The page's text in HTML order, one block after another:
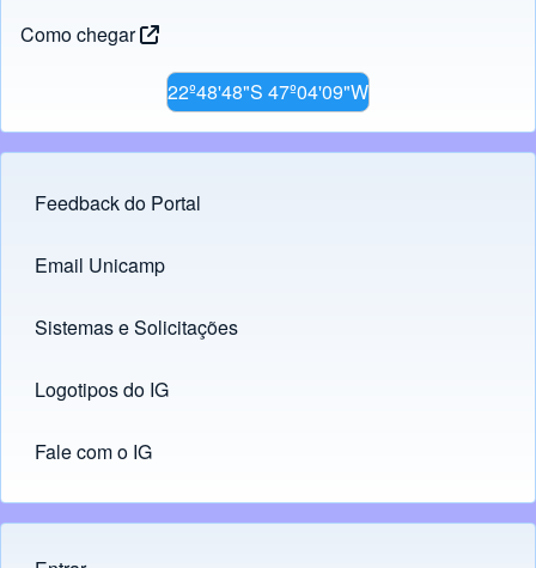
Como chegar
22º48'48"S 47º04'09"W
Footer menu
Feedback do Portal
Links
Email Unicamp
(opens in new tab)
Sistemas e Solicitações
(opens in new tab)
Logotipos do IG
(opens in new tab)
Fale com o IG